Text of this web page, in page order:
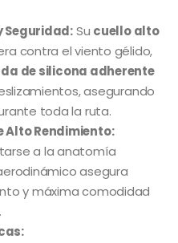
Seguridad:Su cuello alto
contra el viento gélido,
de silicona adherente
asegurando
toda la ruta.
Alto Rendimiento:
a la anatomía
asegura
y máxima comodidad